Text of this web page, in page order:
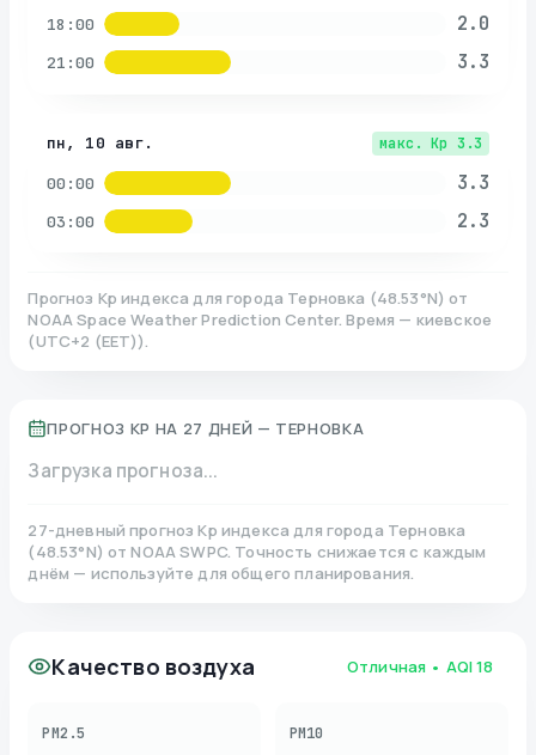
18:00 2.0
21:00 3.3
пн, 10 авг. макс. Kp 3.3
00:00 3.3
03:00 2.3
Прогноз Kp индекса для города Терновка (48.53°N)от
NOAA Space Weather Prediction Center. Время — киевское
(UTC+2 (EET)).
ПРОГНОЗ KP НА 27 ДНЕЙ — ТЕРНОВКА
Загрузка прогноза...
27-дневный прогноз Kp индекса для города Терновка
(48.53°N)от NOAA SWPC. Точность снижается с каждым
днём — используйте для общего планирования.
Качество воздуха Отличная • AQI18
PM2.5 PM10